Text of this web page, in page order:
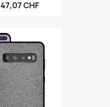
47,07 CHF